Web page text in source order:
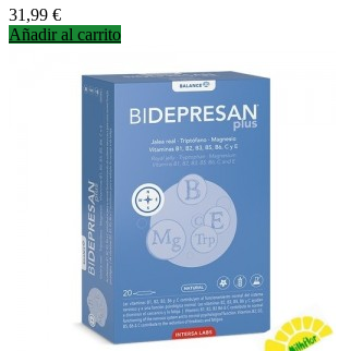
Precio
31,99 €
Añadir al carrito